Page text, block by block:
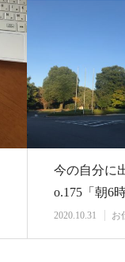
今の自分に
o.175「朝6
フ倶楽部で
2020.10.31 お